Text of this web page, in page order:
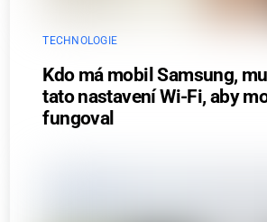
TECHNOLOGIE
Kdo má mobil Samsung,
tato nastavení Wi-Fi, aby
fungoval